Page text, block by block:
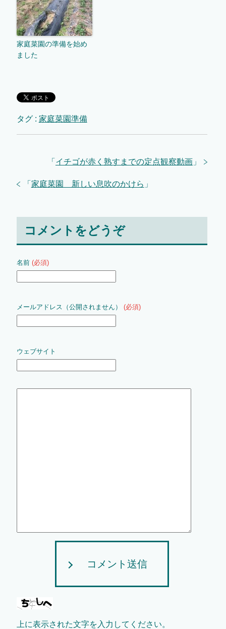
家庭菜園の準備を始め
ました
タグ : 家庭菜園準備
「 イチゴが赤く熟すまでの定点観察動画」
「 家庭菜園 新しい息吹のかけら 」
コメントをどうぞ
名前 (必須)
メールアドレス（公開されません） (必須)
ウェブサイト
コメント送信
上に表示された文字を入力してください。